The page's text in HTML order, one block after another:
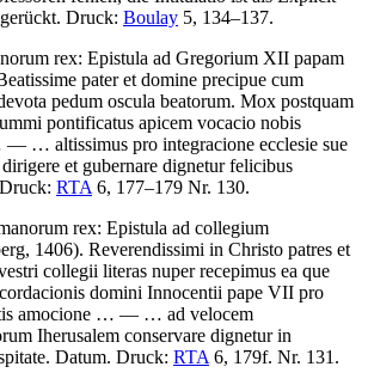
Druck: Boulay 5, 134–137.
rex: Epistula ad Gregorium XII papam
pater et domine precipue cum
pedum oscula beatorum. Mox postquam
pontificatus apicem vocacio nobis
— … altissimus pro integracione ecclesie sue
et gubernare dignetur felicibus
Druck: RTA 6, 177–179 Nr. 130.
rex: Epistula ad collegium
1406). Reverendissimi in Christo patres et
collegii literas nuper recepimus ea que
domini Innocentii pape VII pro
amocione … — … ad velocem
Iherusalem conservare dignetur in
Datum. Druck: RTA 6, 179f. Nr. 131.